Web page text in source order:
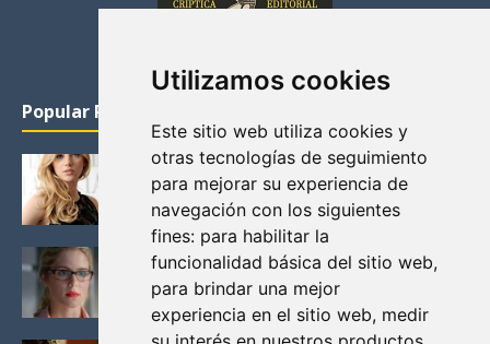
Utilizamos cookies
Este sitio web utiliza cookies y
otras tecnologías de seguimiento
para mejorar su experiencia de
navegación con los siguientes
fines: para habilitar la
funcionalidad básica del sitio web,
para brindar una mejor
experiencia en el sitio web, medir
Popular Posts
KATHERYN WINNICK: LA ACTRIZ MAS GUAPA DE
VIKINGOS
Junio 14, 2013
FELICITY (EMILY BETT RICKARDS), LAS FOTOS
MAS BONITAS DE LA ALIADA DE ARROW
Noviembre 30, 2013